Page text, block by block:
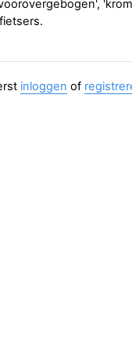
inloggen of